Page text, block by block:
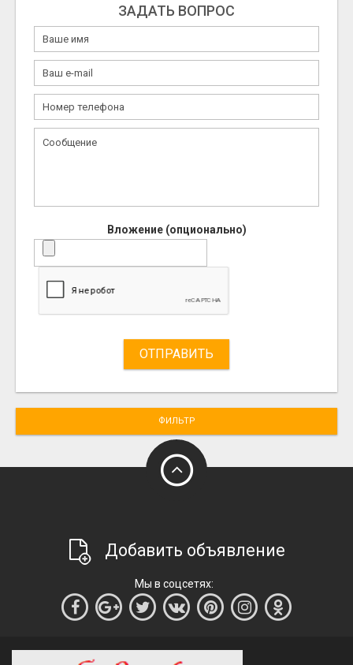
ЗАДАТЬ ВОПРОС
Вложение (опционально)
ОТПРАВИТЬ
ФИЛЬТР
Добавить объявление
Мы в соцсетях: